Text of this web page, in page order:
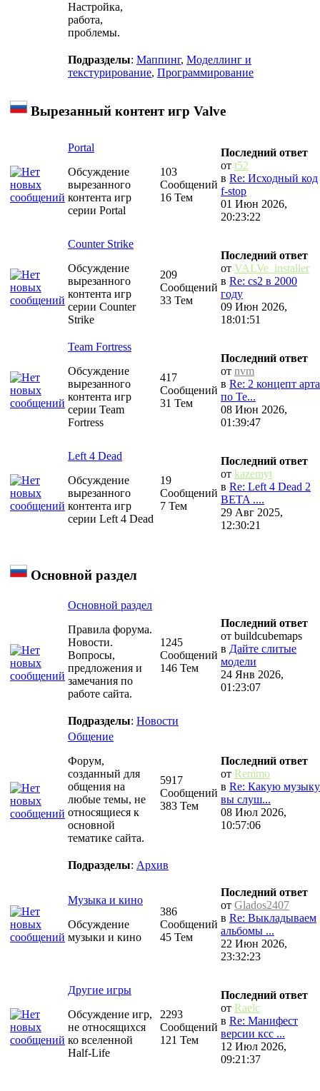
Настройка,
работа,
проблемы.
Подразделы: Маппинг, Моделлинг и
текстурирование, Программирование
Вырезанный контент игр Valve
Portal
Обсуждение
вырезанного
контента игр
серии Portal
103
Сообщений
16 Тем
Последний ответ
от t52
в Re: Исходный код
f-stop
01 Июн 2026,
20:23:22
Counter Strike
Обсуждение
вырезанного
контента игр
серии Counter
Strike
209
Сообщений
33 Тем
Последний ответ
от VALVe_installer
в Re: cs2 в 2000
году
09 Июн 2026,
18:01:51
Team Fortress
Обсуждение
вырезанного
контента игр
серии Team
Fortress
417
Сообщений
31 Тем
Последний ответ
от nvm
в Re: 2 концепт арта
по Te...
08 Июн 2026,
01:39:47
Left 4 Dead
Обсуждение
вырезанного
контента игр
серии Left 4 Dead
19
Сообщений
7 Тем
Последний ответ
от kazemyt
в Re: Left 4 Dead 2
BETA ....
29 Авг 2025,
12:30:21
Основной раздел
Основной раздел
Правила форума.
Новости.
Вопросы,
предложения и
замечания по
работе сайта.
1245
Сообщений
146 Тем
Последний ответ
от buildcubemaps
в Дайте слитые
модели
24 Янв 2026,
01:23:07
Подразделы: Новости
Общение
Форум,
созданный для
общения на
любые темы, не
относящиеся к
основной
тематике сайта.
5917
Сообщений
383 Тем
Последний ответ
от Remmo
в Re: Какую музыку
вы слуш...
08 Июл 2026,
10:57:06
Подразделы: Архив
Музыка и кино
Обсуждение
музыки и кино
386
Сообщений
45 Тем
Последний ответ
от Glados2407
в Re: Выкладываем
альбомы ...
22 Июн 2026,
23:32:23
Другие игры
Обсуждение игр,
не относящихся
ко вселенной
Half-Life
2293
Сообщений
121 Тем
Последний ответ
от Raelc
в Re: Манифест
версии ксс ...
12 Июл 2026,
09:21:37